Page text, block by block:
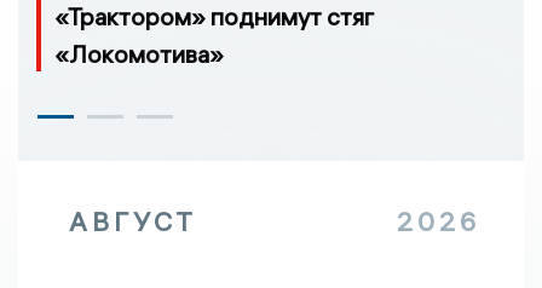
«Трактором» поднимут стяг
«Локомотива»
АВГУСТ 2026